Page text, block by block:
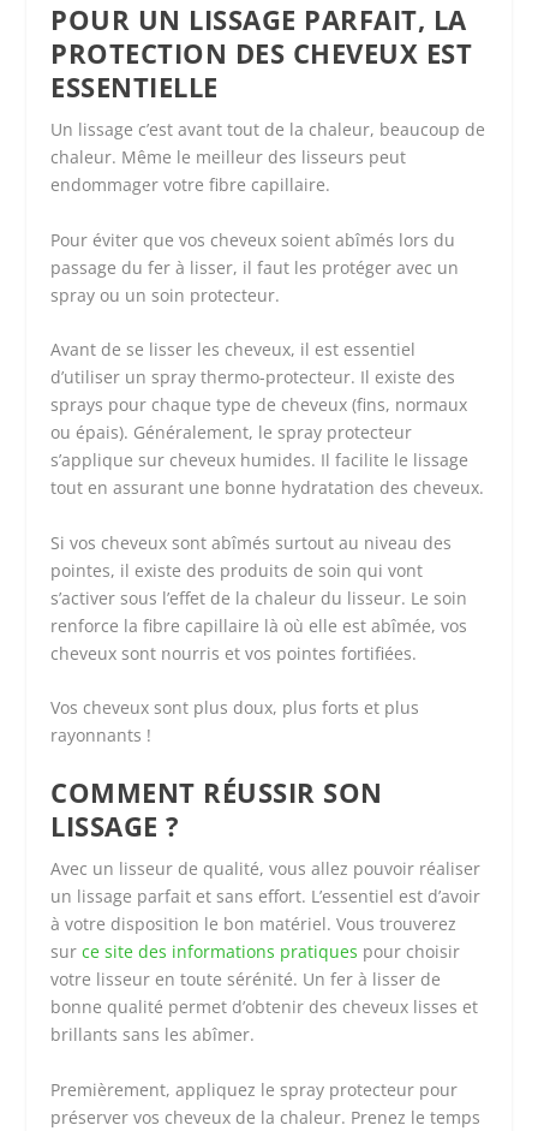
POUR UN LISSAGE PARFAIT, LA
PROTECTION DES CHEVEUX EST
ESSENTIELLE
Un lissage c’est avant tout de la chaleur, beaucoup de
chaleur. Même le meilleur des lisseurs peut
endommager votre fibre capillaire.
Pour éviter que vos cheveux soient abîmés lors du
passage du fer à lisser, il faut les protéger avec un
spray ou un soin protecteur.
Avant de se lisser les cheveux, il est essentiel
d’utiliser un spray thermo-protecteur. Il existe des
sprays pour chaque type de cheveux (fins, normaux
ou épais). Généralement, le spray protecteur
s’applique sur cheveux humides. Il facilite le lissage
tout en assurant une bonne hydratation des cheveux.
Si vos cheveux sont abîmés surtout au niveau des
pointes, il existe des produits de soin qui vont
s’activer sous l’effet de la chaleur du lisseur. Le soin
renforce la fibre capillaire là où elle est abîmée, vos
cheveux sont nourris et vos pointes fortifiées.
Vos cheveux sont plus doux, plus forts et plus
rayonnants !
COMMENT RÉUSSIR SON
LISSAGE ?
Avec un lisseur de qualité, vous allez pouvoir réaliser
un lissage parfait et sans effort. L’essentiel est d’avoir
à votre disposition le bon matériel. Vous trouverez
surce site des informations pratiques pour choisir
votre lisseur en toute sérénité. Un fer à lisser de
bonne qualité permet d’obtenir des cheveux lisses et
brillants sans les abîmer.
Premièrement, appliquez le spray protecteur pour
préserver vos cheveux de la chaleur. Prenez le temps